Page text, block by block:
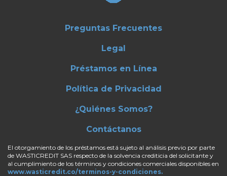
Preguntas Frecuentes
Legal
Préstamos en Línea
Política de Privacidad
¿Quiénes Somos?
Contáctanos
El otorgamiento de los préstamos está sujeto al análisis previo por parte
de WASTICREDIT SAS respecto de la solvencia crediticia del solicitante y
al cumplimiento de los términos y condiciones comerciales disponibles en
www.wasticredit.co/terminos-y-condiciones.